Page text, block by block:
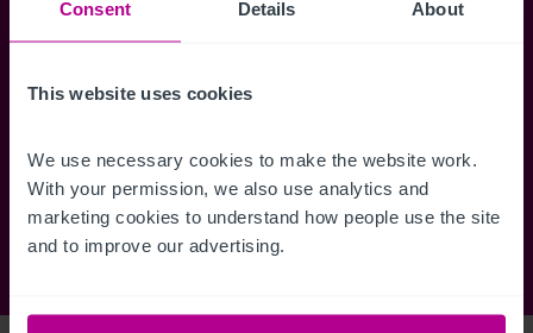
Consent Details About
This website uses cookies
We use necessary cookies to make the website work.
With your permission, we also use analytics and
marketing cookies to understand how people use the site
and to improve our advertising.
Regístrese ahora